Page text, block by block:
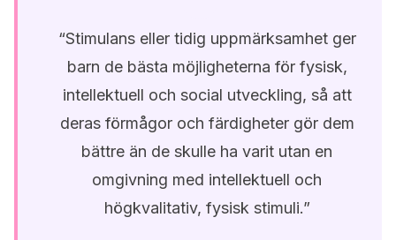
“Stimulans eller tidig uppmärksamhet ger
barn de bästa möjligheterna för fysisk,
intellektuell och social utveckling, så att
deras förmågor och färdigheter gör dem
bättre än de skulle ha varit utan en
omgivning med intellektuell och
högkvalitativ, fysisk stimuli.”